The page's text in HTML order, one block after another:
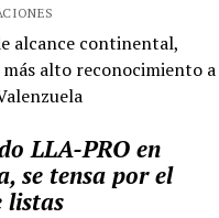
alcance continental,
alto reconocimiento a
LLA-PRO en
se tensa por el
listas